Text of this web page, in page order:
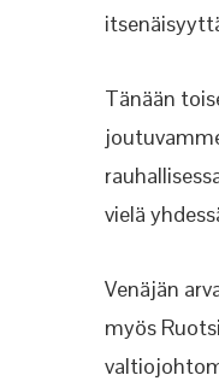
Tänään
vielä
Venäjän
myös